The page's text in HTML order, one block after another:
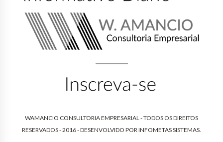
WAMANCIO CONSULTORIA EMPRESARIAL - TODOS OS DIREITOS
RESERVADOS - 2016 - DESENVOLVIDO PORINFOMETAS SISTEMAS.